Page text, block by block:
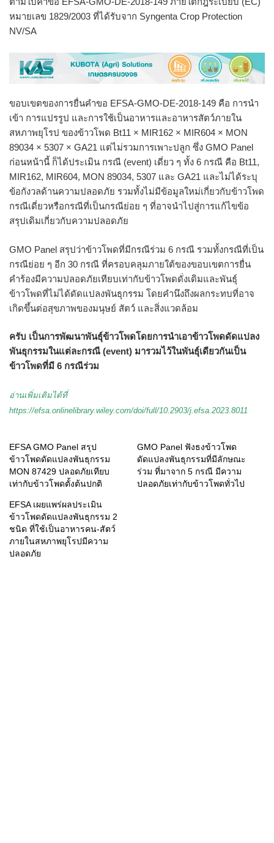
หมายเลข 1829/2003 ที่ได้รับจาก Syngenta Crop Protection
NV/SA
ขอบเขตของการยื่นคำขอ EFSA-GMO-DE-2018-149 คือ การนำ
เข้า การแปรรูป และการใช้เป็นอาหารและอาหารสัตว์ภายใน
สหภาพยุโรป ของข้าวโพด Bt11 × MIR162 × MIR604 × MON
89034 × 5307 × GA21 แต่ไม่รวมการเพาะปลูก ซึ่ง GMO Panel
ก่อนหน้านี้ ก็ได้ประเมิน กรณี (event) เดี่ยว ๆ ทั้ง 6 กรณี คือ Bt11,
MIR162, MIR604, MON 89034, 5307 และ GA21 และไม่ได้ระบุ
ข้อกังวลด้านความปลอดภัย รวมทั้งไม่มีข้อมูลใหม่เกี่ยวกับข้าวโพด
กรณีเดี่ยวหรือกรณีที่เป็นกรณีย่อย ๆ ที่อาจนำไปสู่การแก้ไขข้อ
สรุปเดิมเกี่ยวกับความปลอดภัย
GMO Panel สรุปว่าข้าวโพดที่มีกรณีร่วม 6 กรณี รวมทั้งกรณีที่เป็น
กรณีย่อย ๆ อีก 30 กรณี ที่ครอบคลุมภายใต้ของขอบเขตการยื่น
คำร้องมีความปลอดภัยเทียบเท่ากับข้าวโพดดั่งเดิมและพันธุ์
ข้าวโพดที่ไม่ได้ดัดแปลงพันธุกรรม โดยคำนึงถึงผลกระทบที่อาจ
เกิดขึ้นต่อสุขภาพของมนุษย์ สัตว์ และสิ่งแวดล้อม
ครับ เป็นการพัฒนาพันธุ์ข้าวโพดโดยการนำเอาข้าวโพดดัดแปลง
พันธุกรรมในแต่ละกรณี (event) มารวมไว้ในพันธุ์เดียวกันเป็น
ข้าวโพดที่มี 6 กรณีร่วม
อ่านเพิ่มเติมได้ที่
https://efsa.onlinelibrary.wiley.com/doi/full/10.2903/j.efsa.2023.8011
EFSA GMO Panel สรุป
ข้าวโพดดัดแปลงพันธุกรรม
MON 87429 ปลอดภัยเทียบ
เท่ากับข้าวโพดตั้งต้นปกติ
GMO Panel ฟังธงข้าวโพด
ดัดแปลงพันธุกรรมที่มีลักษณะ
ร่วม ที่มาจาก 5 กรณี มีความ
ปลอดภัยเท่ากับข้าวโพดทั่วไป
EFSA เผยแพร่ผลประเมิน
ข้าวโพดดัดแปลงพันธุกรรม 2
ชนิด ที่ใช้เป็นอาหารคน-สัตว์
ภายในสหภาพยุโรปมีความ
ปลอดภัย